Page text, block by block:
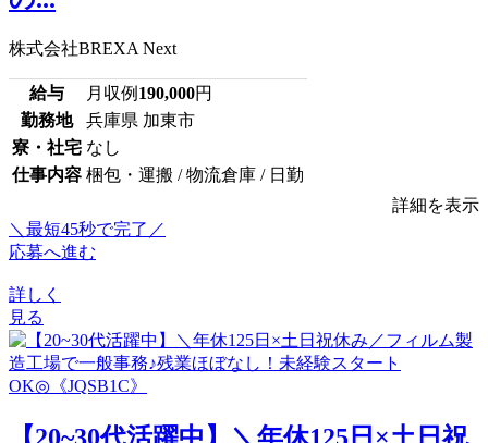
株式会社BREXA Next
給与 月収例 190,000円
勤務地
兵庫県 加東市
寮・社宅 なし
仕事内容 梱包・運搬 / 物流倉庫 / 日勤
詳細を表示
＼最短45秒で完了／
応募へ進む
詳しく
見る